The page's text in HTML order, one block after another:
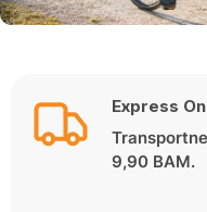
Express
9,90 BAM.